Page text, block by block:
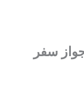
سفر